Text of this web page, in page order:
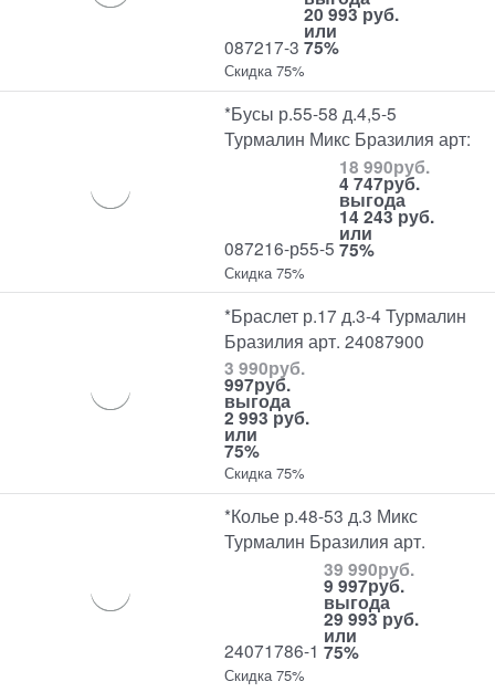
087217-3
20 993 руб.
или
75%
Скидка 75%
*Бусы р.55-58 д.4,5-5
Турмалин Микс Бразилия арт:
087216-р55-5
18 990руб.
4 747руб.
выгода
14 243 руб.
или
75%
Скидка 75%
*Браслет р.17 д.3-4 Турмалин
Бразилия арт. 24087900
3 990руб.
997руб.
выгода
2 993 руб.
или
75%
Скидка 75%
*Колье р.48-53 д.3 Микс
Турмалин Бразилия арт.
24071786-1
39 990руб.
9 997руб.
выгода
29 993 руб.
или
75%
Скидка 75%